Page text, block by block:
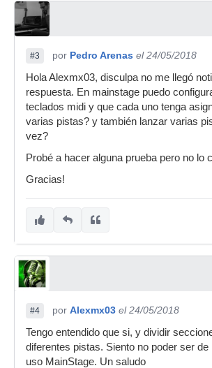
#3 por Pedro Arenas el 24/05/2018
Hola Alexmx03, disculpa no me llegó
respuesta. En mainstage puedo
teclados midi y que cada uno tenga
varias pistas? y también lanzar varias
vez?
Probé a hacer alguna prueba pero no lo
Gracias!
#4 por Alexmx03 el 24/05/2018
Tengo entendido que si, y dividir
diferentes pistas. Siento no poder ser
uso MainStage. Un saludo